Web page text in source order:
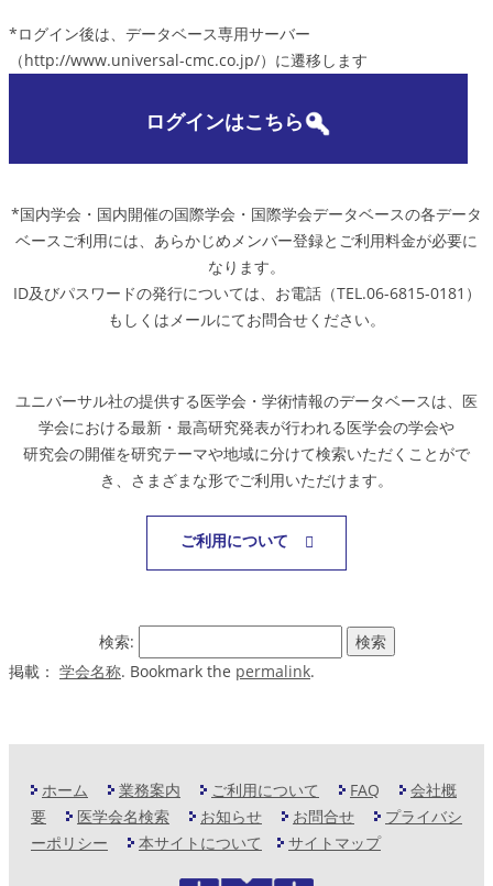
*ログイン後は、データベース専用サーバー
（http://www.universal-cmc.co.jp/）に遷移します
ログインはこちら
*国内学会・国内開催の国際学会・国際学会データベースの各データ
ベースご利用には、あらかじめメンバー登録とご利用料金が必要に
なります。
ID及びパスワードの発行については、お電話（TEL.06-6815-0181）
もしくはメールにてお問合せください。
ユニバーサル社の提供する医学会・学術情報のデータベースは、医
学会における最新・最高研究発表が行われる医学会の学会や
研究会の開催を研究テーマや地域に分けて検索いただくことがで
き、さまざまな形でご利用いただけます。
ご利用について
検索:
掲載： 学会名称. Bookmark the permalink.
ホーム 業務案内 ご利用について FAQ
会社概
要
医学会名検索 お知らせ お問合せ
プライバシ
ーポリシー
本サイトについて サイトマップ